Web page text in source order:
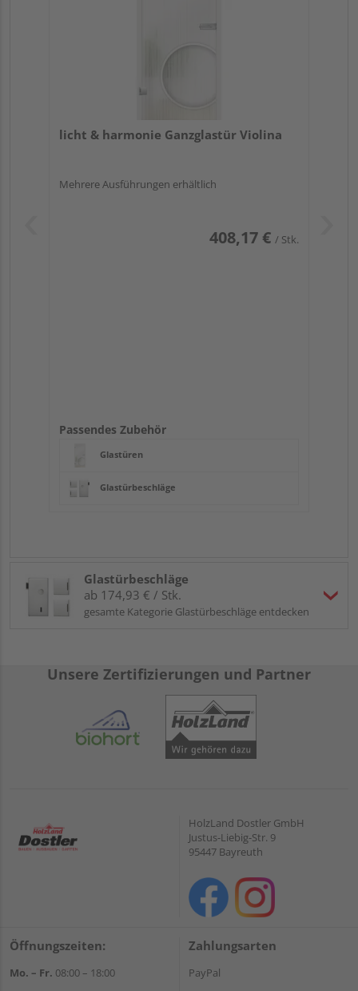
licht & harmonie Ganzglastür Violina
Mehrere Ausführungen erhältlich
408,17 € / Stk.
Passendes Zubehör
Glastüren
Glastürbeschläge
Glastürbeschläge
ab 174,93 € / Stk.
gesamte Kategorie Glastürbeschläge entdecken
Unsere Zertifizierungen und Partner
HolzLand Dostler GmbH
Justus-Liebig-Str. 9
95447 Bayreuth
Öffnungszeiten:
Mo. – Fr. 08:00 – 18:00
Zahlungsarten
PayPal